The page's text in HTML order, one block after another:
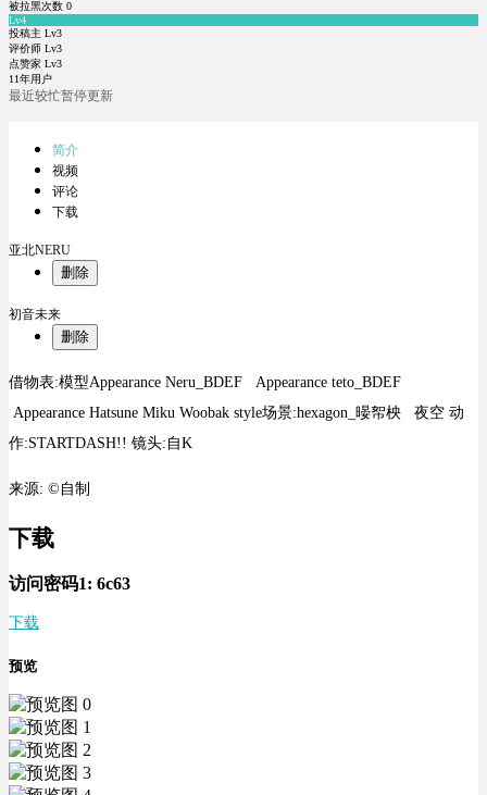
被拉黑次数 0
Lv4
投稿主 Lv3
评价师 Lv3
点赞家 Lv3
11年用户
最近较忙暂停更新
简介
视频
评论
下载
亚北NERU
删除
初音未来
删除
借物表:模型Appearance Neru_BDEF Appearance teto_BDEF
Appearance Hatsune Miku Woobak style场景:hexagon_暥帤柍 夜空 动
作:STARTDASH!! 镜头:自K
来源: ©自制
下载
访问密码1: 6c63
下载
预览